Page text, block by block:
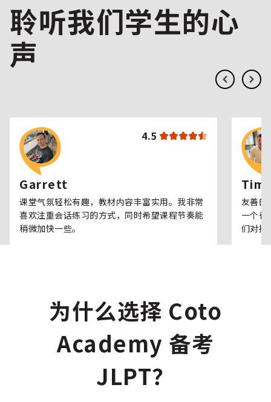
聆听我们学生的心
声
4.5
Garrett
课堂气氛轻松有趣，教材内容丰富实用。我非常
喜欢注重会话练习的方式，同时希望课程节奏能
稍微加快一些。
友善的
一个很
们对提
为什么选择 Coto
Academy 备考
JLPT？